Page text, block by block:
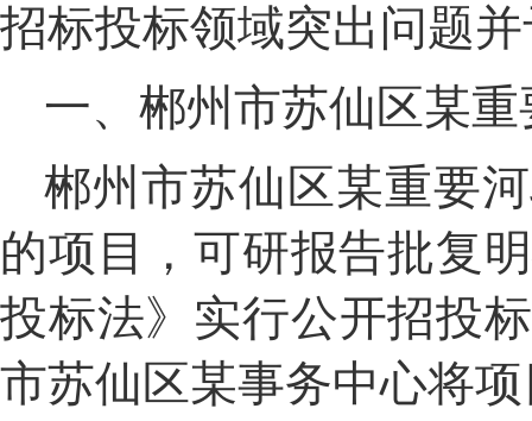
招标投标领域突出问题
一、郴州市苏仙区某重
郴州市苏仙区某重要
的项目
，可研报告批复
投标法》实行公开招投
市苏仙区某事务中心将